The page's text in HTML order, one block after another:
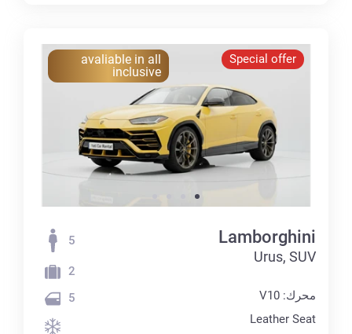
Special offer
avaliable in all
inclusive
Lamborghini
Urus, SUV
محرك: V10
Leather Seat
5
2
5